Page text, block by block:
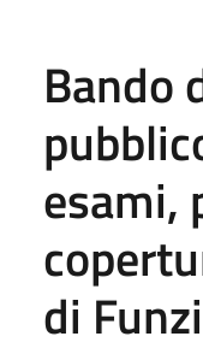
Bando
esami,
di